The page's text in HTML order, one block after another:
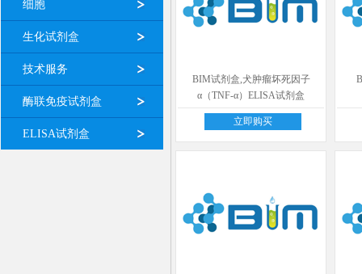
细胞
生化试剂盒
技术服务
酶联免疫试剂盒
ELISA试剂盒
BIM试剂盒,犬肿瘤坏死因子
α（TNF-α）ELISA试剂盒
立即购买